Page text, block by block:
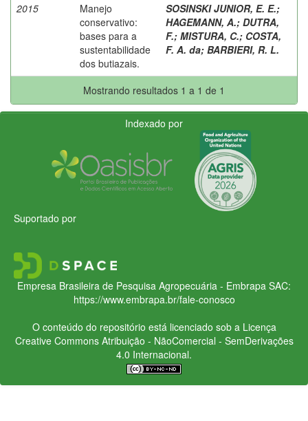
2015
Manejo
conservativo:
bases para a
sustentabilidade
dos butiazais.
SOSINSKI JUNIOR, E. E.;
HAGEMANN, A.; DUTRA,
F.; MISTURA, C.; COSTA,
F. A. da; BARBIERI, R. L.
Mostrando resultados 1 a 1 de 1
Indexado por
Suportado por
Empresa Brasileira de Pesquisa Agropecuária - Embrapa SAC:
https://www.embrapa.br/fale-conosco
O conteúdo do repositório está licenciado sob a Licença
Creative CommonsAtribuição - NãoComercial - SemDerivações
4.0 Internacional.